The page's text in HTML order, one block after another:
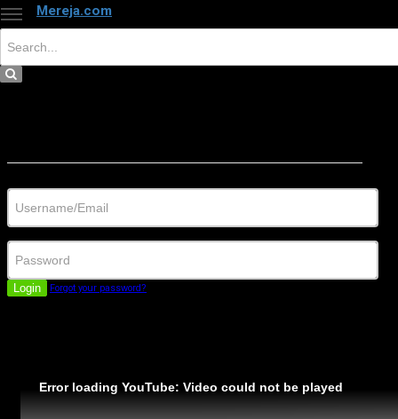
Mereja.com
Login Forgot your password?
Error loading YouTube: Video could not be played